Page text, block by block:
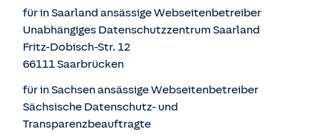
für in Saarland ansässige Webseitenbetreiber
Unabhängiges Datenschutzzentrum Saarland
Fritz-Dobisch-Str. 12
66111 Saarbrücken
für in Sachsen ansässige Webseitenbetreiber
Sächsische Datenschutz- und
Transparenzbeauftragte